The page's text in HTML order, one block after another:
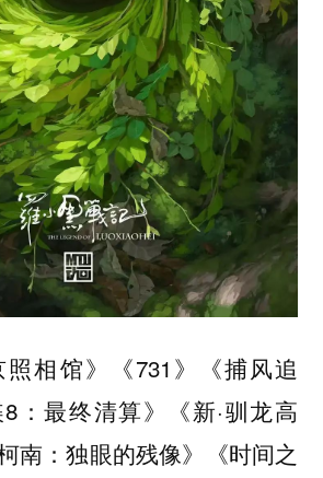
相馆》《731》《捕风追
：最终清算》《新·驯龙高
南：独眼的残像》《时间之